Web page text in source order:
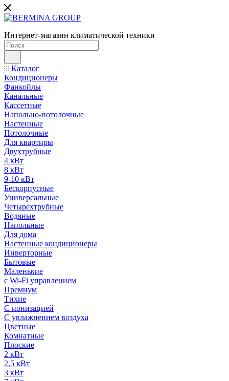
Интернет-магазин климатической техники
Каталог
Кондиционеры
Фанкойлы
Канальные
Кассетные
Напольно-потолочные
Настенные
Потолочные
Для квартиры
Двухтрубные
4 кВт
8 кВт
9-10 кВт
Бескорпусные
Универсальные
Четырехтрубные
Водяные
Напольные
Для дома
Настенные кондиционеры
Инверторные
Бытовые
Маленькие
с Wi-Fi управлением
Премиум
Тихие
С ионизацией
С увлажнением воздуха
Цветные
Комнатные
Плоские
2 кВт
2,5 кВт
3 кВт